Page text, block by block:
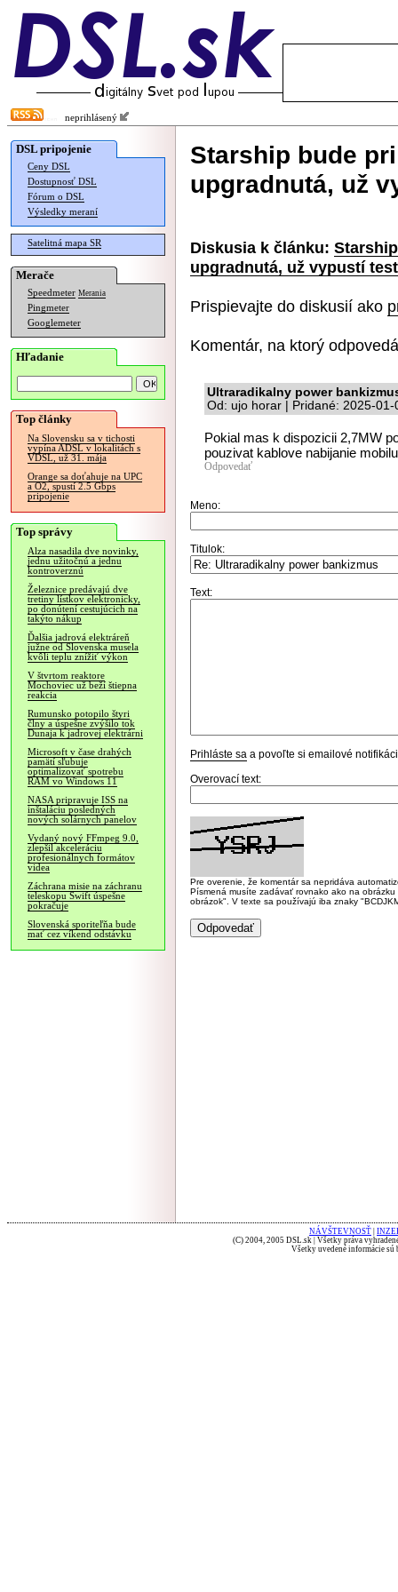
neprihlásený
DSL pripojenie
Ceny DSL
Dostupnosť DSL
Fórum o DSL
Výsledky meraní
Satelitná mapa SR
Merače
Speedmeter Merania
Pingmeter
Googlemeter
Hľadanie
Top články
Na Slovensku sa v tichosti
vypína ADSL v lokalitách s
VDSL, už 31. mája
Orange sa doťahuje na UPC
a O2, spustí 2.5 Gbps
pripojenie
Top správy
Alza nasadila dve novinky,
jednu užitočnú a jednu
kontroverznú
Železnice predávajú dve
tretiny lístkov elektronicky,
po donútení cestujúcich na
takýto nákup
Ďalšia jadrová elektráreň
južne od Slovenska musela
kvôli teplu znížiť výkon
V štvrtom reaktore
Mochoviec už beží štiepna
reakcia
Rumunsko potopilo štyri
člny a úspešne zvýšilo tok
Dunaja k jadrovej elektrárni
Microsoft v čase drahých
pamätí sľubuje
optimalizovať spotrebu
RAM vo Windows 11
NASA pripravuje ISS na
inštaláciu posledných
nových solárnych panelov
Vydaný nový FFmpeg 9.0,
zlepšil akceleráciu
profesionálnych formátov
videa
Záchrana misie na záchranu
teleskopu Swift úspešne
pokračuje
Slovenská sporiteľňa bude
mať cez víkend odstávku
Starship bude
upgradnutá, už
Diskusia k článku:
upgradnutá, už vypustí
Prispievajte do diskusií ako
Komentár, na ktorý
Ultraradikalny power
Od: ujo horar | Pridané: 2025-01-
Pokial mas k dispozicii 2,7MW
pouzivat kablove nabijanie
Odpovedať
Meno:
Titulok:
Text:
Prihláste sa a povoľte si emailové
Overovací text:
Pre overenie, že komentár sa nepridáva
Písmená musíte zadávať rovnako ako na
obrázok". V texte sa používajú iba znaky
NÁVŠTEVNOSŤ
(C) 2004, 2005 DSL.sk | Všetky práva
Všetky uvedené informácie sú